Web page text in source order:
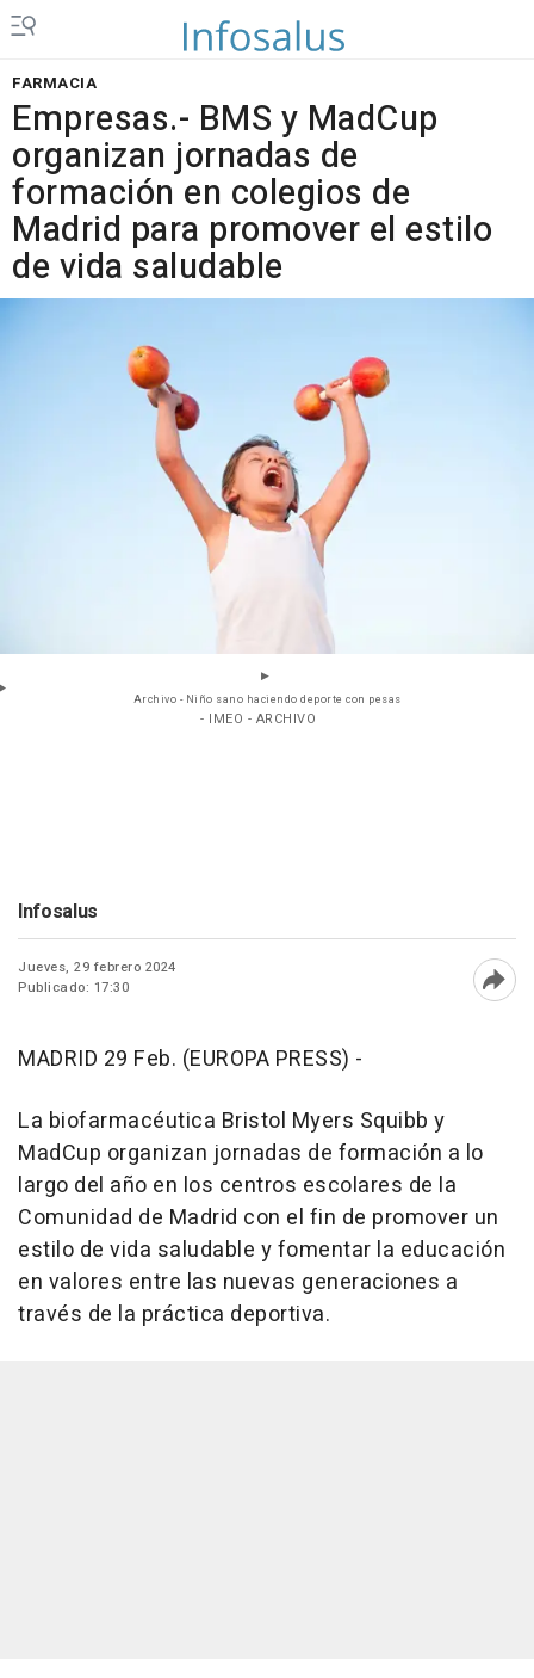
FARMACIA
Empresas.- BMS y MadCup
organizan jornadas de
formación en colegios de
Madrid para promover el estilo
de vida saludable
Archivo - Niño sano haciendo deporte con pesas
- IMEO - ARCHIVO
Infosalus
Jueves, 29 febrero 2024
Publicado: 17:30
MADRID 29 Feb. (EUROPA PRESS) -
La biofarmacéutica Bristol Myers Squibb y
MadCup organizan jornadas de formación a lo
largo del año en los centros escolares de la
Comunidad de Madrid con el fin de promover un
estilo de vida saludable y fomentar la educación
en valores entre las nuevas generaciones a
través de la práctica deportiva.